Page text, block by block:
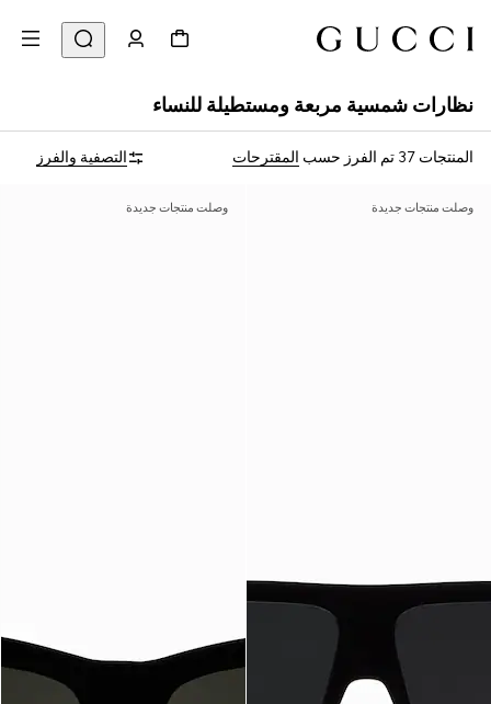
نظارات شمسية مربعة ومستطيلة للنساء
المنتجات 37 تم الفرز حسب المقترحات التصفية والفرز
وصلت منتجات جديدة وصلت منتجات جديدة